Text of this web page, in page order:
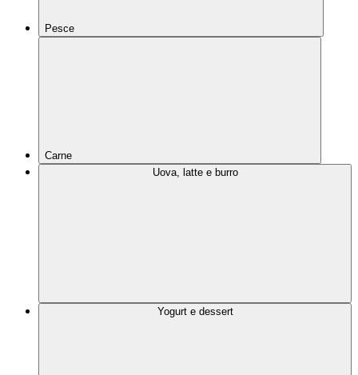
Pesce
Carne
Uova, latte e burro
Yogurt e dessert